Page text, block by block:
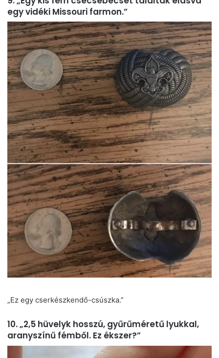
egy vidéki Missouri farmon.”
„Ez egy cserkészkendő-csúszka.”
10. „2,5 hüvelyk hosszú, gyűrűméretű lyukkal,
aranyszínű fémből. Ez ékszer?”